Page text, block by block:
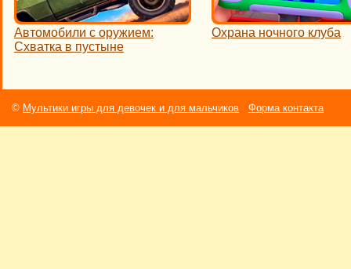
Автомобили с оружием:
Схватка в пустыне
Охрана ночного клуба
© Мультики игры для девочек и для мальчиков Форма контакта